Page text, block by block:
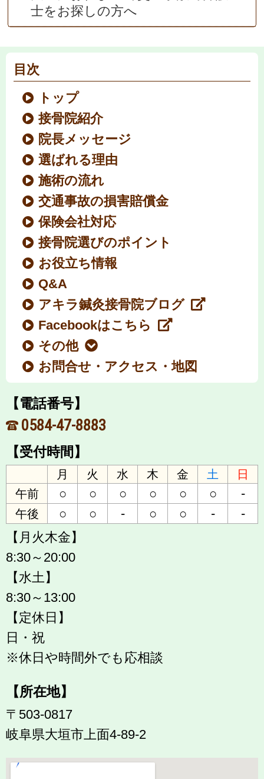
士をお探しの方へ
目次
トップ
接骨院紹介
院長メッセージ
選ばれる理由
施術の流れ
交通事故の損害賠償金
保険会社対応
接骨院選びのポイント
お役立ち情報
Q&A
アキラ鍼灸接骨院ブログ
Facebookはこちら
その他
お問合せ・アクセス・地図
【電話番号】
0584-47-8883
【受付時間】
月 火 水 木 金 土
日
午前
○ ○ ○ ○ ○ ○ -
午後 ○ ○ - ○ ○ -
-
【月火木金】
8:30～20:00
【水土】
8:30～13:00
【定休日】
日・祝
※休日や時間外でも応相談
【所在地】
〒503-0817
岐阜県大垣市上面4-89-2